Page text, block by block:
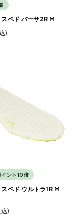
ペド バーサ2R M
イント10倍
ペド ウルトラ1R M
込